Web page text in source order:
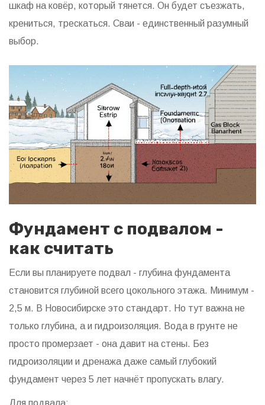
шкаф на ковёр, который тянется. Он будет съезжать,
крениться, трескаться. Сваи - единственный разумный
выбор.
Фундамент с подвалом -
как считать
Если вы планируете подвал - глубина фундамента
становится глубиной всего цокольного этажа. Минимум -
2,5 м. В Новосибирске это стандарт. Но тут важна не
только глубина, а и гидроизоляция. Вода в грунте не
просто промерзает - она давит на стены. Без
гидроизоляции и дренажа даже самый глубокий
фундамент через 5 лет начнёт пропускать влагу.